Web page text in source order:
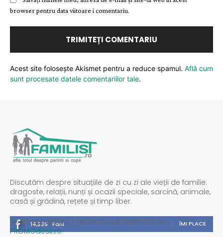
browser pentru data viitoare i comentariu.
Acest site folosește Akismet pentru a reduce spamul. Află cum
sunt procesate datele comentariilor tale.
Discutăm despre situațiile de zi cu zi ale vieții de familie:
dragoste, relații, nunți și ocazii speciale, sarcină, animale,
casă și grădină, rețete și timp liber.
14,235 Fani ÎMI PLACE
Spații publicitare / reclamă administrată de
PROMOdesk.ro